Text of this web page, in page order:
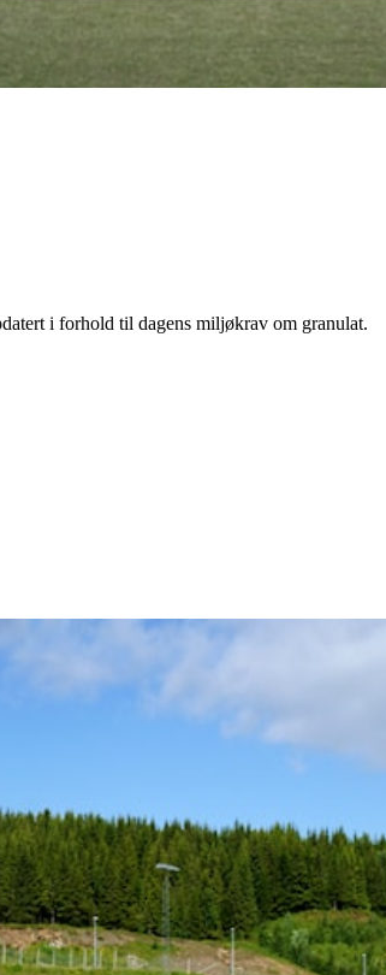
i forhold til dagens miljøkrav om granulat.